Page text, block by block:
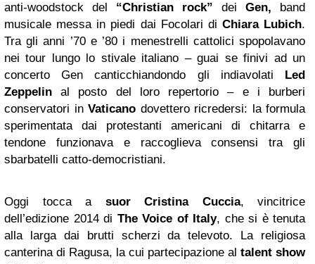
anti-woodstock del “Christian rock” dei Gen, band
musicale messa in piedi dai Focolari di Chiara Lubich.
Tra gli anni ’70 e ’80 i menestrelli cattolici spopolavano
nei tour lungo lo stivale italiano – guai se finivi ad un
concerto Gen canticchiandondo gli indiavolati Led
Zeppelin al posto del loro repertorio – e i burberi
conservatori in Vaticano dovettero ricredersi: la formula
sperimentata dai protestanti americani di chitarra e
tendone funzionava e raccoglieva consensi tra gli
sbarbatelli catto-democristiani.
Oggi tocca a suor Cristina Cuccia, vincitrice
dell’edizione 2014 di The Voice of Italy, che si è tenuta
alla larga dai brutti scherzi da televoto. La religiosa
canterina di Ragusa, la cui partecipazione al talent show